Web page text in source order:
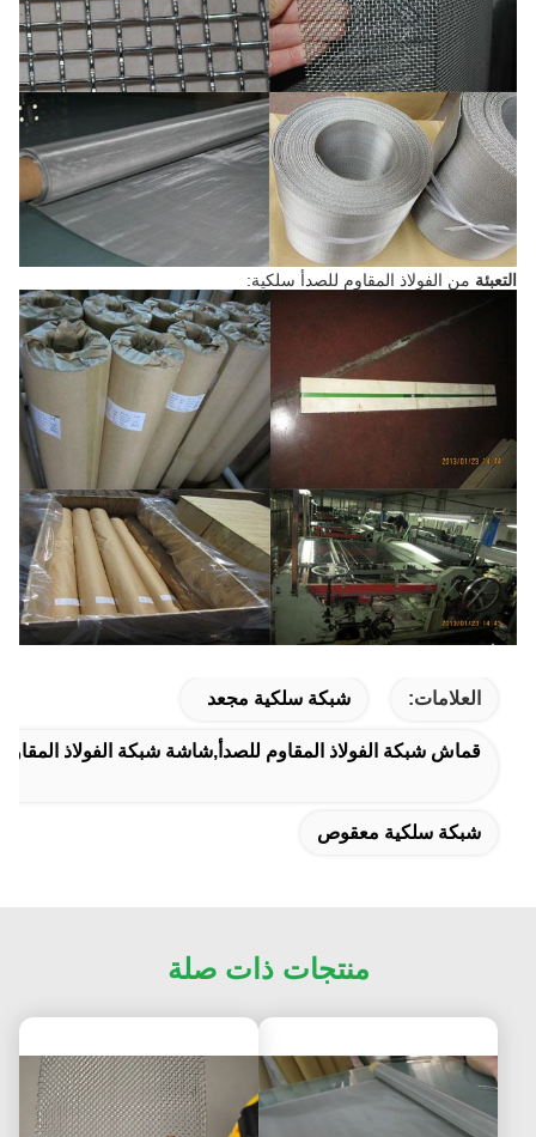
التعبئةمن الفولاذ المقاوم للصدأ سلكية:
العلامات: شبكة سلكية مجعد
قماش شبكة الفولاذ المقاوم للصدأ,شاشة شبكة الفولاذ المقاوم
شبكة سلكية معقوص
منتجات ذات صلة